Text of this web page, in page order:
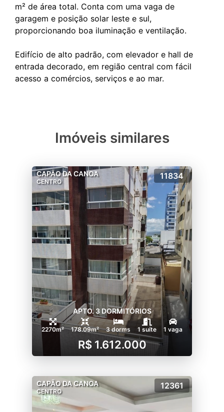
m² de área total. Conta com uma vaga de
garagem e posição solar leste e sul,
proporcionando boa iluminação e ventilação.
Edifício de alto padrão, com elevador e hall de
entrada decorado, em região central com fácil
Imóveis similares
CAPÃO DA CANOA
CENTRO
11834
APTO. 3 DORMITÓRIOS
2270m² 178.09m² 3 dorms 1 suíte 1 vaga
R$ 1.612.000
CAPÃO DA CANOA
CENTRO
12361